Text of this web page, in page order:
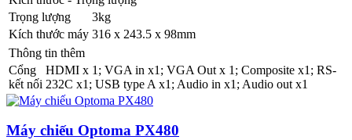
Trọng lượng
3kg
Kích thước máy 316 x 243.5 x 98mm
Thông tin thêm
Cổng
kết nối
HDMI x 1; VGA in x1; VGA Out x 1; Composite x1; RS-
232C x1; USB type A x1; Audio in x1; Audio out x1
Máy chiếu Optoma PX480